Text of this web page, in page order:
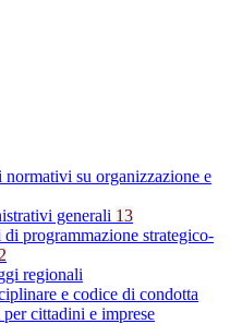
su organizzazione e
generali 13
programmazione strategico-
2
regionali
e codice di condotta
cittadini e imprese